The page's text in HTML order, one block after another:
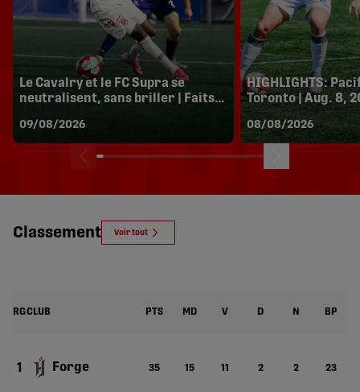
Le Cavalry et le FC Supra se
neutralisent, sans briller | Faits
09/08/2026
HIGHLIGHTS:
Toronto | Aug. 8,
08/08/2026
Classement Voir tout
RGCLUB PTS MD V D N BP
1 Forge 35 15 11 2 2 23